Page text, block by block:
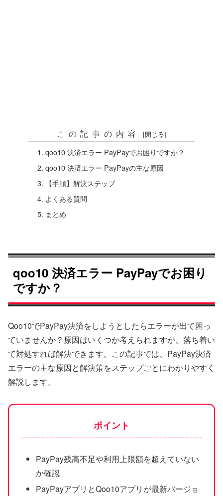
この記事の内容
qoo10 決済エラー PayPayでお困りですか？
qoo10 決済エラー PayPayの主な原因
【手順】解決ステップ
よくある質問
まとめ
qoo10 決済エラー PayPayでお困り
ですか？
Qoo10でPayPay決済をしようとしたらエラーが出て困っ
ていませんか？原因はいくつか考えられますが、落ち着い
て対処すれば解決できます。この記事では、PayPay決済
エラーの主な原因と解決策をステップごとにわかりやすく
解説します。
ポイント
PayPay残高不足や利用上限額を超えていない
か確認
PayPayアプリとQoo10アプリが最新バージョ